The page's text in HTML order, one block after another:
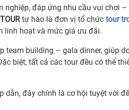
nghiệp, đáp ứng nhu cầu vui chơi
tự hào là đơn vị tổ chức tour
linh hoạt và mức giá ưu đãi.
team building – gala dinner, giúp
biệt, tất cả các tour đều có thể
đây chính là cơ hội tuyệt vời